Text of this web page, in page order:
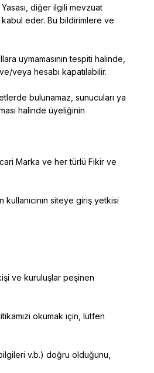
diğer ilgili mevzuat
eder. Bu bildirimlere ve
uymamasının tespiti halinde,
veya hesabı kapatılabilir.
bulunamaz, sunucuları ya
halinde üyeliğinin
Marka ve her türlü Fikir ve
siteye giriş yetkisi
ve kuruluşlar peşinen
okumak için, lütfen
v.b.) doğru olduğunu,